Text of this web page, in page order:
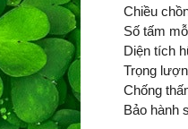
Chiều
Số tấm
Diện tích
Trọng
Chống
Bảo hành